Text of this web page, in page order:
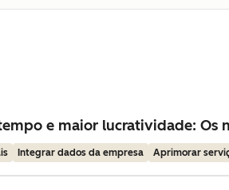
e maior lucratividade: Os
Integrar dados da empresa Aprimorar